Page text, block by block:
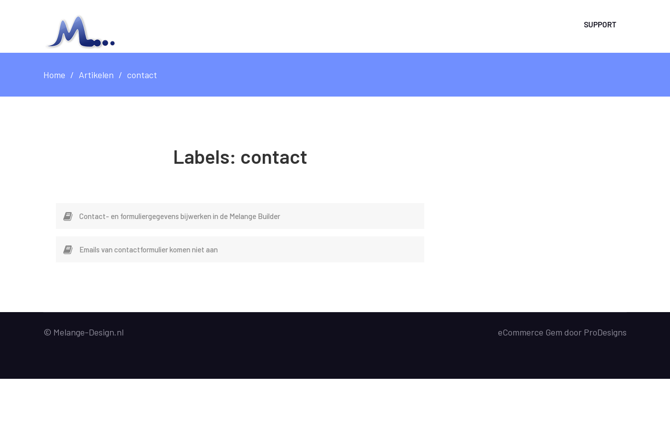
SUPPORT
Home Artikelen contact
Labels: contact
Contact- en formuliergegevens bijwerken in de Melange Builder
Emails van contactformulier komen niet aan
© Melange-Design.nl eCommerce Gem door ProDesigns